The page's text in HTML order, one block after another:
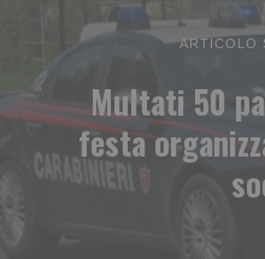
ARTICOLO
Multati 50
festa